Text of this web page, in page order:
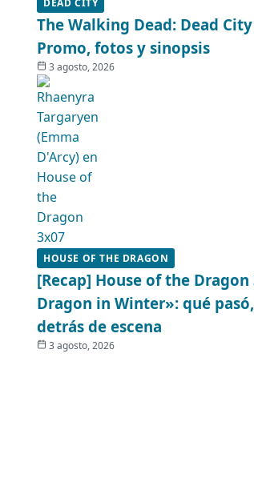
DEAD CITY
The Walking Dead: Dead
Promo, fotos y sinopsis
3 agosto, 2026
HOUSE OF THE DRAGON
[Recap] House of the Dragon
Dragon in Winter»: qué
detrás de escena
3 agosto, 2026